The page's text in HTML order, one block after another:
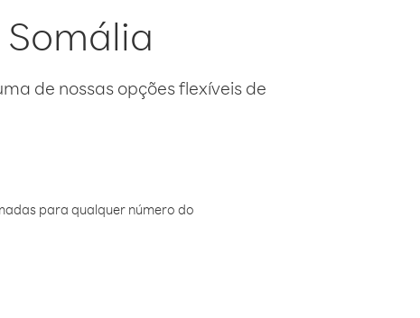
de nossas opções flexíveis de
para qualquer número do